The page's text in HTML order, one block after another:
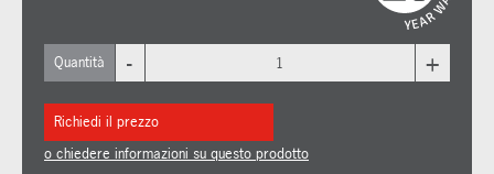
Quantità - +
Richiedi il prezzo
o chiedere informazioni su questo prodotto